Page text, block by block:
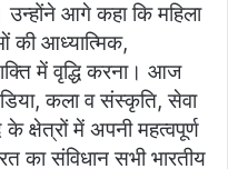
उन्होंने आगे कहा कि महिला
की आध्यात्मिक,
में वृद्धि करना। आज
कला व संस्कृति, सेवा
के क्षेत्रों में अपनी महत्वपूर्ण
का संविधान सभी भारतीय